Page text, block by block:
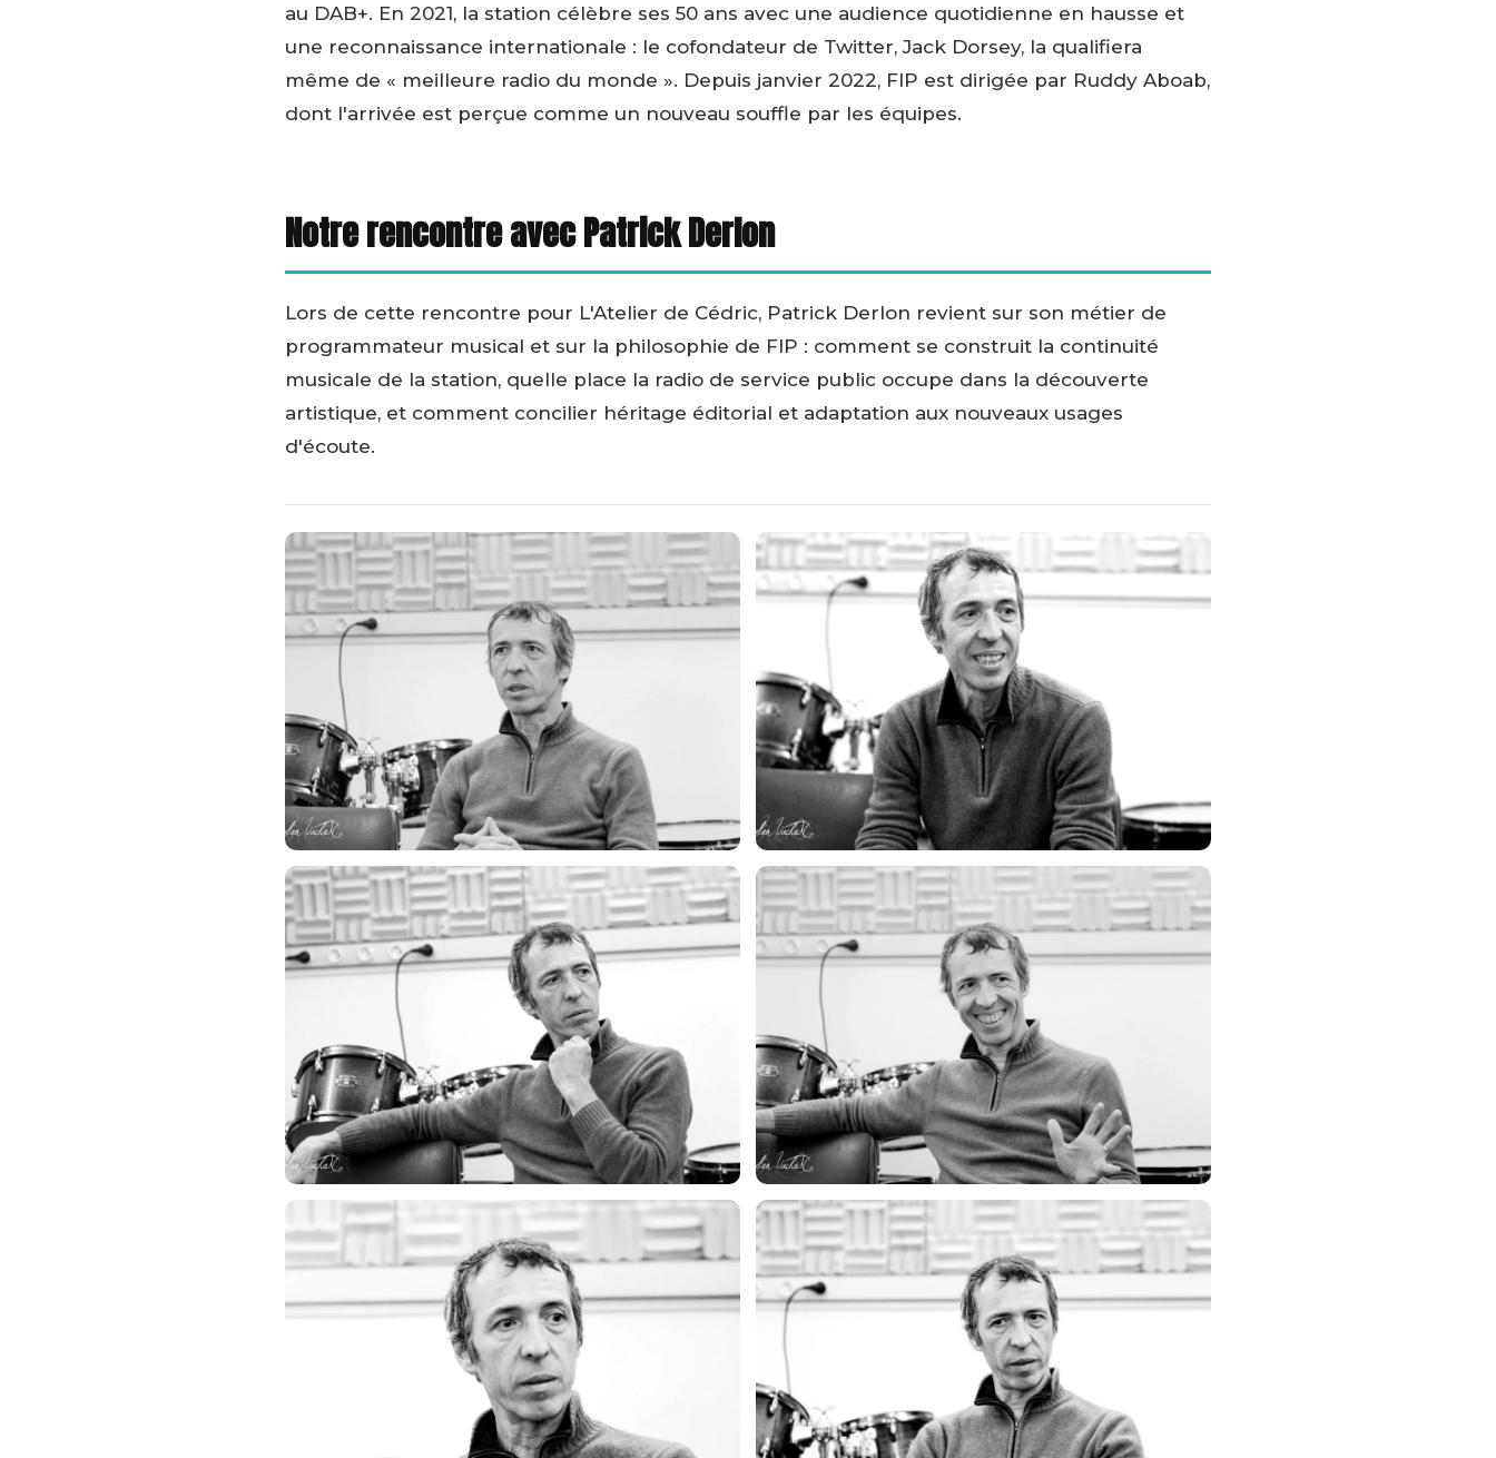
au DAB+. En 2021, la station célèbre ses 50 ans avec une audience quotidienne en hausse et
une reconnaissance internationale : le cofondateur de Twitter, Jack Dorsey, la qualifiera
même de « meilleure radio du monde ». Depuis janvier 2022, FIP est dirigée par Ruddy Aboab,
dont l'arrivée est perçue comme un nouveau souffle par les équipes.
Notre rencontre avec Patrick Derlon
Lors de cette rencontre pour L'Atelier de Cédric, Patrick Derlon revient sur son métier de
programmateur musical et sur la philosophie de FIP : comment se construit la continuité
musicale de la station, quelle place la radio de service public occupe dans la découverte
artistique, et comment concilier héritage éditorial et adaptation aux nouveaux usages
d'écoute.